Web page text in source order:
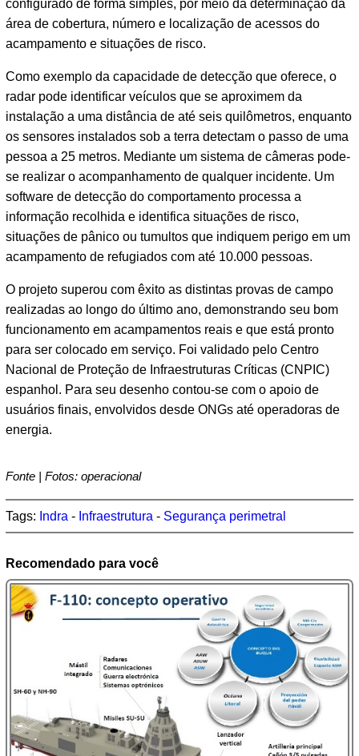
configurado de forma simples, por meio da determinação da
área de cobertura, número e localização de acessos do
acampamento e situações de risco.
Como exemplo da capacidade de detecção que oferece, o
radar pode identificar veículos que se aproximem da
instalação a uma distância de até seis quilômetros, enquanto
os sensores instalados sob a terra detectam o passo de uma
pessoa a 25 metros. Mediante um sistema de câmeras pode-
se realizar o acompanhamento de qualquer incidente. Um
software de detecção do comportamento processa a
informação recolhida e identifica situações de risco,
situações de pânico ou tumultos que indiquem perigo em um
acampamento de refugiados com até 10.000 pessoas.
O projeto superou com êxito as distintas provas de campo
realizadas ao longo do último ano, demonstrando seu bom
funcionamento em acampamentos reais e que está pronto
para ser colocado em serviço. Foi validado pelo Centro
Nacional de Proteção de Infraestruturas Críticas (CNPIC)
espanhol. Para seu desenho contou-se com o apoio de
usuários finais, envolvidos desde ONGs até operadoras de
energia.
Fonte | Fotos: operacional
Tags: Indra - Infraestrutura - Segurança perimetral
Recomendado para você